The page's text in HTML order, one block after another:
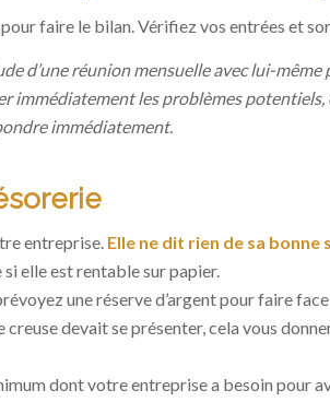
faire le bilan. Vérifiez vos entrées et
d’une réunion mensuelle avec lui-
immédiatement les problèmes potentiels,
immédiatement.
entreprise. Elle ne dit rien de sa
si elle est rentable sur papier.
une réserve d’argent pour faire
creuse devait se présenter, cela vous
dont votre entreprise a besoin pour